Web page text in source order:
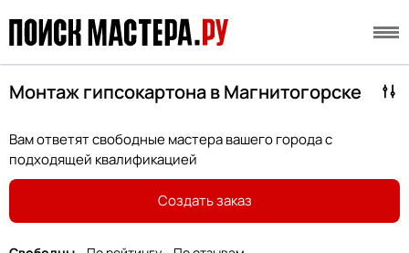
Монтаж гипсокартона в Магнитогорске
Вам ответят свободные мастера вашего города с
подходящей квалификацией
Создать заказ